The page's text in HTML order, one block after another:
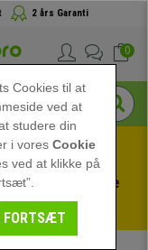
2 års Garanti
0
Eksklusive
- Se tilbuddet
Cookies til at
ved at
studere din
i voresCookie
ved at klikke på
FORTSÆT